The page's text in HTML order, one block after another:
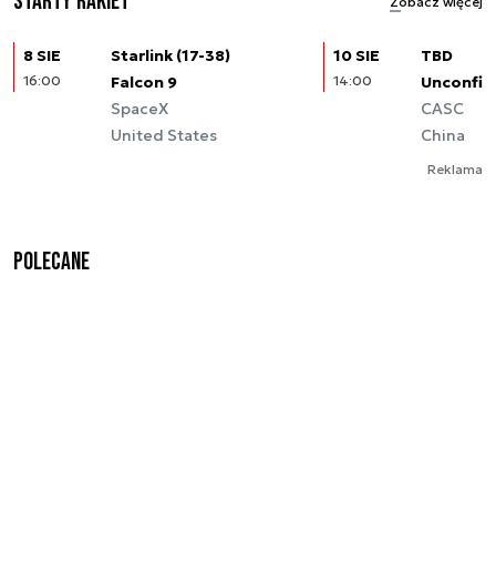
8 SIE
16:00
Starlink (17-38)
Falcon 9
SpaceX
United States
10 SIE
14:00
TBD
CASC
China
Reklama
Polecane